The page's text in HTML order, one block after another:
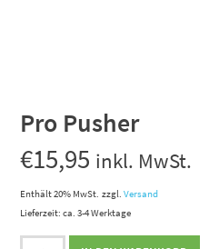
Pro Pusher
€15,95 inkl. MwSt.
Enthält 20% MwSt. zzgl.Versand
Lieferzeit: ca. 3-4 Werktage
Pro